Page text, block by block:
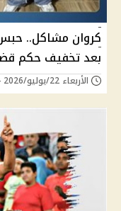
بعد تخفيف حكم
الأربعاء 22/يوليو/2026 - 08:56 م